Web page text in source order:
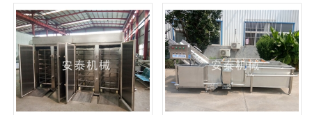
塑料桶清洗烘干线 真空预冷机